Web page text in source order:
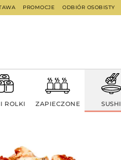
PROMOCJE ODBIÓR OSOBISTY
ROLKI ZAPIECZONE SUSHI